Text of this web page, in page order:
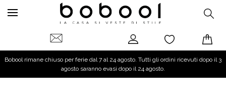
Bobool rimane chiuso per ferie dal 7 al 24 agosto. Tutti gli ordini ricevuti dopo il 3
agosto saranno evasi dopo il 24 agosto.